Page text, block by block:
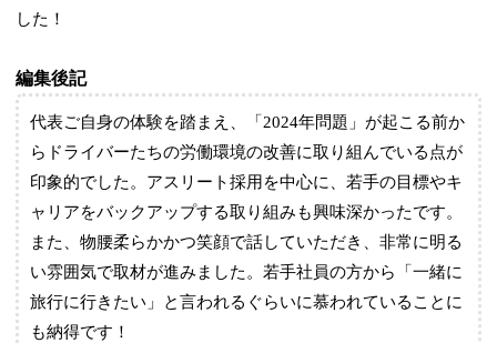
した！
編集後記
代表ご自身の体験を踏まえ、「2024年問題」が起こる前か
らドライバーたちの労働環境の改善に取り組んでいる点が
印象的でした。アスリート採用を中心に、若手の目標やキ
ャリアをバックアップする取り組みも興味深かったです。
また、物腰柔らかかつ笑顔で話していただき、非常に明る
い雰囲気で取材が進みました。若手社員の方から「一緒に
旅行に行きたい」と言われるぐらいに慕われていることに
も納得です！